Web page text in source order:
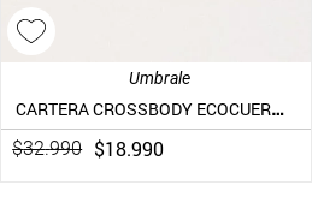
Umbrale
CARTERA CROSSBODY ECOCUERO Y ANIMAL PRINT
$32.990 $18.990